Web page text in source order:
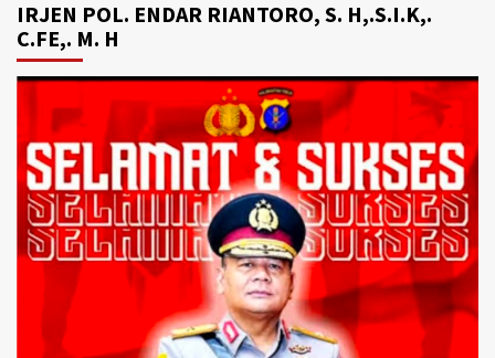
IRJEN POL. ENDAR RIANTORO, S. H,.S.I.K,.
C.FE,. M. H